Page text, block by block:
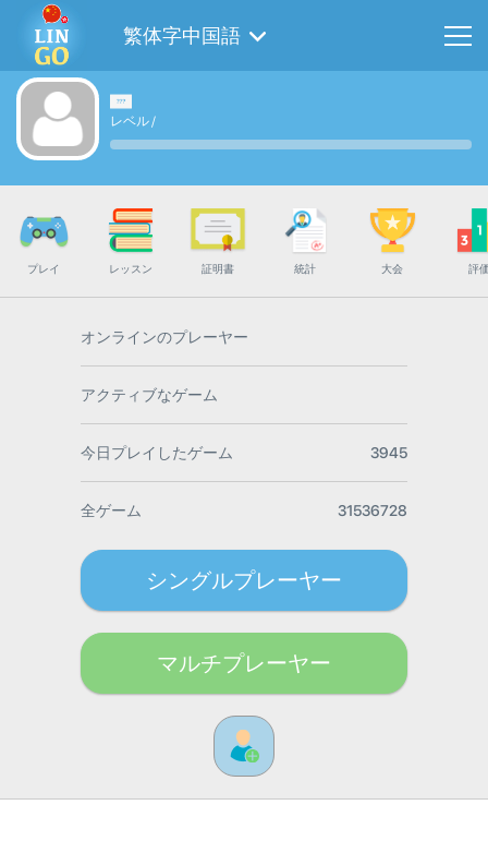
繁体字中国語
レベル/
プレイ レッスン 証明書 統計 大会 評
オンラインのプレーヤー
アクティブなゲーム
今日プレイしたゲーム 3945
全ゲーム 31536728
シングルプレーヤー
マルチプレーヤー